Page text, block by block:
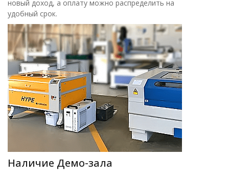
новый доход, а оплату можно распределить на
удобный срок.
Наличие Демо-зала